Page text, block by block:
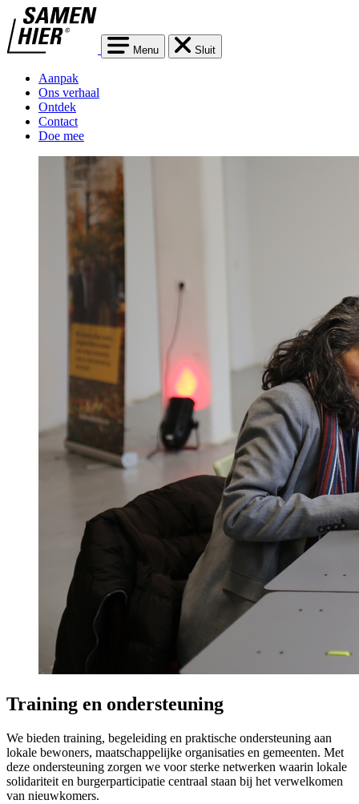
Menu Sluit
Aanpak
Ons verhaal
Ontdek
Contact
Doe mee
Training en ondersteuning
We bieden training, begeleiding en praktische ondersteuning aan
lokale bewoners, maatschappelijke organisaties en gemeenten. Met
deze ondersteuning zorgen we voor sterke netwerken waarin lokale
solidariteit en burgerparticipatie centraal staan bij het verwelkomen
van nieuwkomers.